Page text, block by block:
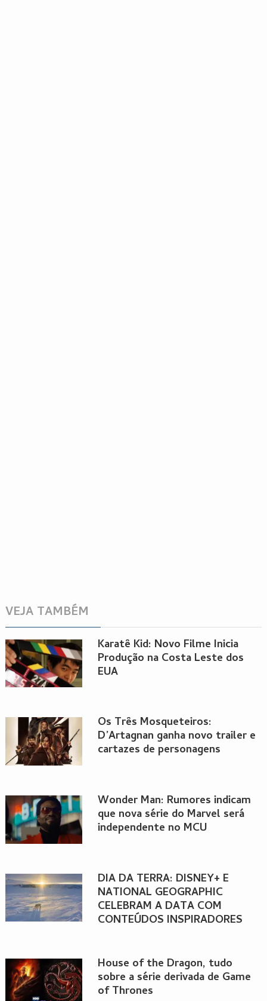
VEJA TAMBÉM
Karatê Kid: Novo Filme Inicia
Produção na Costa Leste dos
EUA
Os Três Mosqueteiros:
D’Artagnan ganha novo trailer e
cartazes de personagens
Wonder Man: Rumores indicam
que nova série do Marvel será
independente no MCU
DIA DA TERRA: DISNEY+ E
NATIONAL GEOGRAPHIC
CELEBRAM A DATA COM
CONTEÚDOS INSPIRADORES
House of the Dragon, tudo
sobre a série derivada de Game
of Thrones